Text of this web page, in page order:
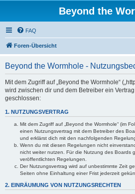
Beyond the
FAQ
Foren-Übersicht
Beyond the Wormhole -
Mit dem Zugriff auf „Beyond the Wormhole“
wird zwischen dir und dem Betreiber ein
geschlossen:
1. NUTZUNGSVERTRAG
Mit dem Zugriff auf „Beyond the Wormhole“ (im
einen Nutzungsvertrag mit dem Betreiber des
und erklärst dich mit den nachfolgenden
Wenn du mit diesen Regelungen nicht
nicht weiter nutzen. Für die Nutzung des Boards
veröffentlichten Regelungen.
Der Nutzungsvertrag wird auf unbestimmte Zeit
Seiten ohne Einhaltung einer Frist jederzeit
2. EINRÄUMUNG VON NUTZUNGSRECHTEN